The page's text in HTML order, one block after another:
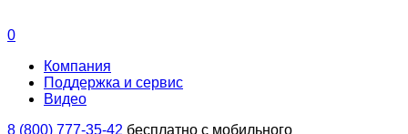
0
Компания
Поддержка и сервис
Видео
8 (800) 777-35-42 бесплатно с мобильного